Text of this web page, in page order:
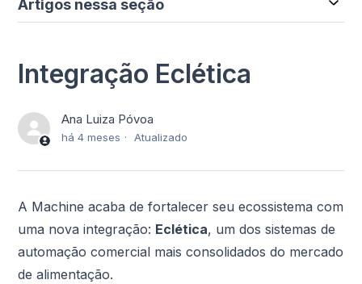
Artigos nessa seção
Integração Eclética
Ana Luiza Póvoa
há 4 meses Atualizado
A Machine acaba de fortalecer seu ecossistema com
uma nova integração: Eclética, um dos sistemas de
automação comercial mais consolidados do mercado
de alimentação.